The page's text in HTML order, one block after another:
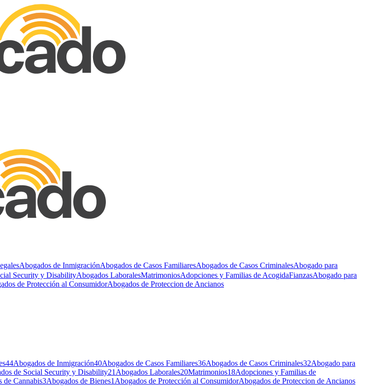
Abogados de InmigraciónAbogados de Casos FamiliaresAbogados de Casos CriminalesAbogado para
Security y DisabilityAbogados LaboralesMatrimoniosAdopciones y Familias de AcogidaFianzasAbogado para
de Protección al ConsumidorAbogados de Proteccion de Ancianos
44Abogados de Inmigración40Abogados de Casos Familiares36Abogados de Casos Criminales32Abogado para
de Social Security y Disability21Abogados Laborales20Matrimonios18Adopciones y Familias de
de Cannabis3Abogados de Bienes1Abogados de Protección al ConsumidorAbogados de Proteccion de Ancianos